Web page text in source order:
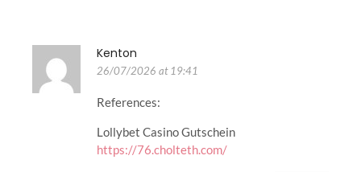
Kenton
26/07/2026 at 19:41
References:
Lollybet Casino Gutschein
https://76.cholteth.com/